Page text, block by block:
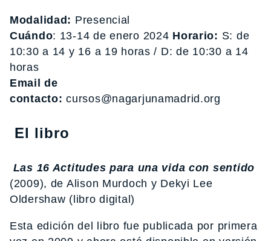
Modalidad: Presencial
Cuándo: 13-14 de enero 2024 Horario: S: de
10:30 a 14 y 16 a 19 horas / D: de 10:30 a 14
horas
Email de
contacto: cursos@nagarjunamadrid.org
El libro
Las 16 Actitudes para una vida con sentido
(2009), de Alison Murdoch y Dekyi Lee
Oldershaw (libro digital)
Esta edición del libro fue publicada por primera